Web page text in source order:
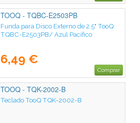
TOOQ - TQBC-E2503PB
Funda para Disco Externo de 2.5" TooQ
TQBC-E2503PB/ Azul Pacífico
6,49 €
Comprar
TOOQ - TQK-2002-B
Teclado TooQ TQK-2002-B